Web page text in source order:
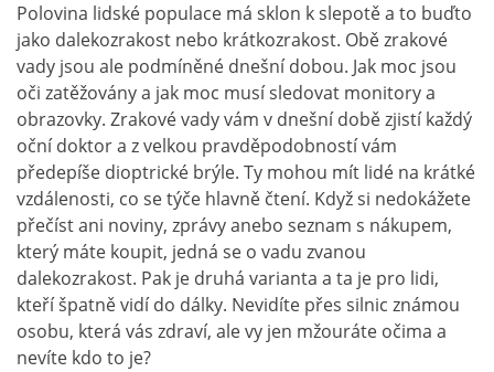
Polovina lidské populace má sklon k slepotě a to buďto
jako dalekozrakost nebo krátkozrakost. Obě zrakové
vady jsou ale podmíněné dnešní dobou. Jak moc jsou
oči zatěžovány a jak moc musí sledovat monitory a
obrazovky. Zrakové vady vám v dnešní době zjistí každý
oční doktor a z velkou pravděpodobností vám
předepíše dioptrické brýle. Ty mohou mít lidé na krátké
vzdálenosti, co se týče hlavně čtení. Když si nedokážete
přečíst ani noviny, zprávy anebo seznam s nákupem,
který máte koupit, jedná se o vadu zvanou
dalekozrakost. Pak je druhá varianta a ta je pro lidi,
kteří špatně vidí do dálky. Nevidíte přes silnic známou
osobu, která vás zdraví, ale vy jen mžouráte očima a
nevíte kdo to je?